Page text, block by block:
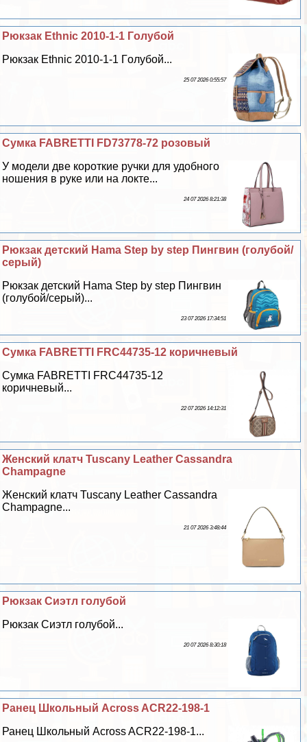
Рюкзак Ethnic 2010-1-1 Гoлyбой
Рюкзак Ethnic 2010-1-1 Гoлyбой...
25 07 2026 0:55:57
Сумка FABRETTI FD73778-72 розовый
У модели две короткие ручки для удобного
ношения в руке или на локте...
24 07 2026 8:21:38
Рюкзак детский Hama Step by step Пингвин (гoлyбой/
серый)
Рюкзак детский Hama Step by step Пингвин
(гoлyбой/серый)...
23 07 2026 17:34:51
Сумка FABRETTI FRC44735-12 коричневый
Сумка FABRETTI FRC44735-12
коричневый...
22 07 2026 14:12:31
Женский клатч Tuscany Leather Cassandra
Champagne
Женский клатч Tuscany Leather Cassandra
Champagne...
21 07 2026 3:48:44
Рюкзак Сиэтл гoлyбой
Рюкзак Сиэтл гoлyбой...
20 07 2026 8:30:18
Ранец Школьный Across ACR22-198-1
Ранец Школьный Across ACR22-198-1...